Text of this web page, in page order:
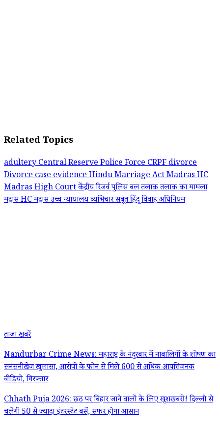
Related Topics
adulteryCentral Reserve Police ForceCRPFdivorce
Divorce caseevidenceHindu Marriage ActMadras HC
Madras High Courtकेंद्रीय रिजर्व पुलिस बलतलाकतलाक का मामला
मद्रास HCमद्रास उच्च न्यायालयव्यभिचारसबूतहिंदू विवाह अधिनियम
ताजा खबरें
Nandurbar Crime News: महाराष्ट्र के नंदुरबार में नाबालिगों के शोषण का
सनसनीखेज खुलासा, आरोपी के फोन से मिले 600 से अधिक आपत्तिजनक
वीडियो, गिरफ्तार
Chhath Puja 2026: छठ पर बिहार जाने वालों के लिए खुशखबरी! दिल्ली से
चलेंगी 50 से ज्यादा इंटरस्टेट बसें, सफर होगा आसान